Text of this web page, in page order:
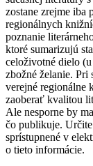
zostane zrejme iba
regionálnych
poznanie
ktoré sumarizujú
celoživotné dielo
zbožné želanie. Pri
verejné regionálne
zaoberať kvalitou
Ale nesporne by
čo publikuje.
sprístupnené v
o tieto informácie.